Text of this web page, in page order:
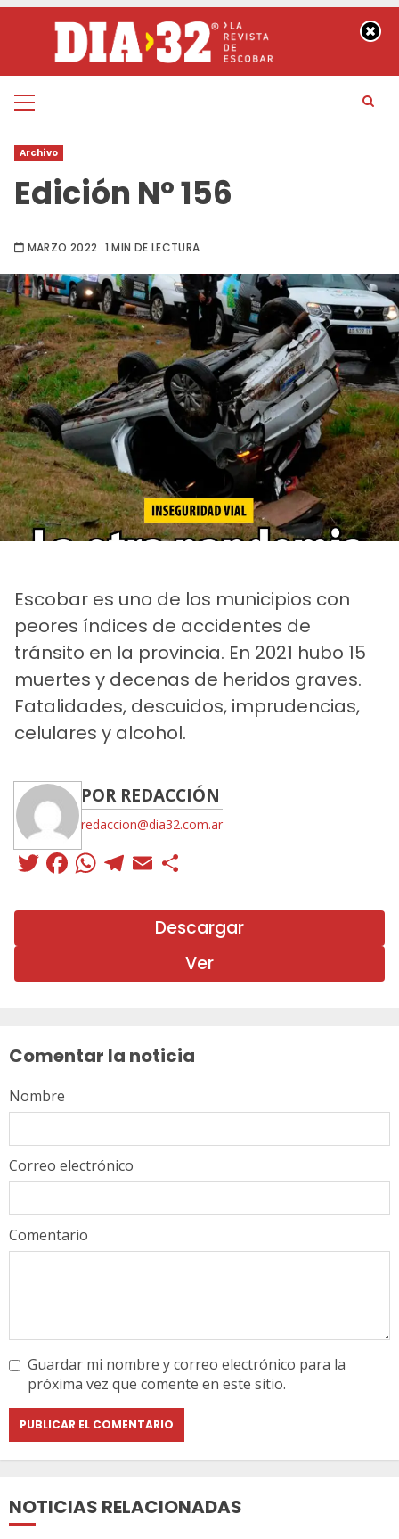
contenido
Menú
Archivo
Edición Nº 156
MARZO 2022 1 MIN DE LECTURA
Escobar es uno de los municipios con
peores índices de accidentes de
tránsito en la provincia. En 2021 hubo 15
muertes y decenas de heridos graves.
Fatalidades, descuidos, imprudencias,
celulares y alcohol.
POR REDACCIÓN
redaccion@dia32.com.ar
Twitter
Facebook
WhatsApp
Telegram
Email
Descargar
Ver
Comentar la noticia
Comentario
Nombre
Correo electrónico
Guardar mi nombre y correo electrónico para la
próxima vez que comente en este sitio.
NOTICIAS RELACIONADAS